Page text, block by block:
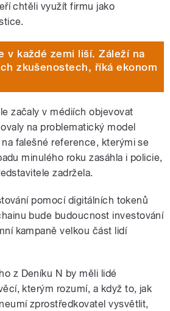
chtěli využít firmu jako
v každé zemi liší. Záleží na
zkušenostech, říká ekonom
začaly v médiích objevovat
na problematický model
falešné reference, kterými se
minulého roku zasáhla i policie,
zadržela.
pomocí digitálních tokenů
bude budoucnost investování
kampaně velkou část lidí
z Deníku N by měli lidé
kterým rozumí, a když to, jak
zprostředkovatel vysvětlit,